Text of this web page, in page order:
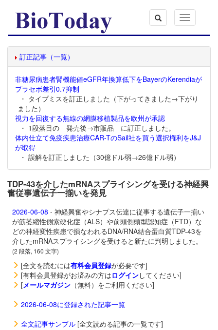
Toggle
navigation
訂正記事（一覧）
非糖尿病患者腎機能値eGFR年換算低下をBayerのKerendiaが
プラセボ差引0.7抑制
・ タイプミスを訂正しました（下がってきました→下がり
ました）
視力を回復する無線の網膜移植製品を欧州が承認
・ 1段落目の 発売後→市販品 に訂正しました。
体内仕立て免疫疾患治療CAR-TのSail社を買う選択権利をJ&J
が取得
・ 誤解を訂正しました（30億ドル弱→26億ドル弱）
TDP-43を介したmRNAスプライシングを受ける神経興
奮従事遺伝子一揃いを発見
2026-06-08 - 神経興奮やシナプス伝達に従事する遺伝子一揃い
が筋萎縮性側索硬化症（ALS）や前頭側頭型認知症（FTD）な
どの神経変性疾患で損なわれるDNA/RNA結合蛋白質TDP-43を
介したmRNAスプライシングを受けると新たに判明しました。
(2 段落, 160 文字)
[全文を読むには有料会員登録が必要です]
[有料会員登録がお済みの方はログインしてください]
[メールマガジン （無料）をご利用ください]
2026-06-08に登録された記事一覧
全文記事サンプル [全文読める記事の一覧です]